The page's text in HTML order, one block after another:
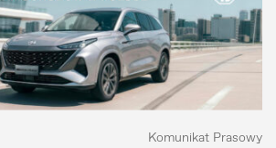
Komunikat Prasowy